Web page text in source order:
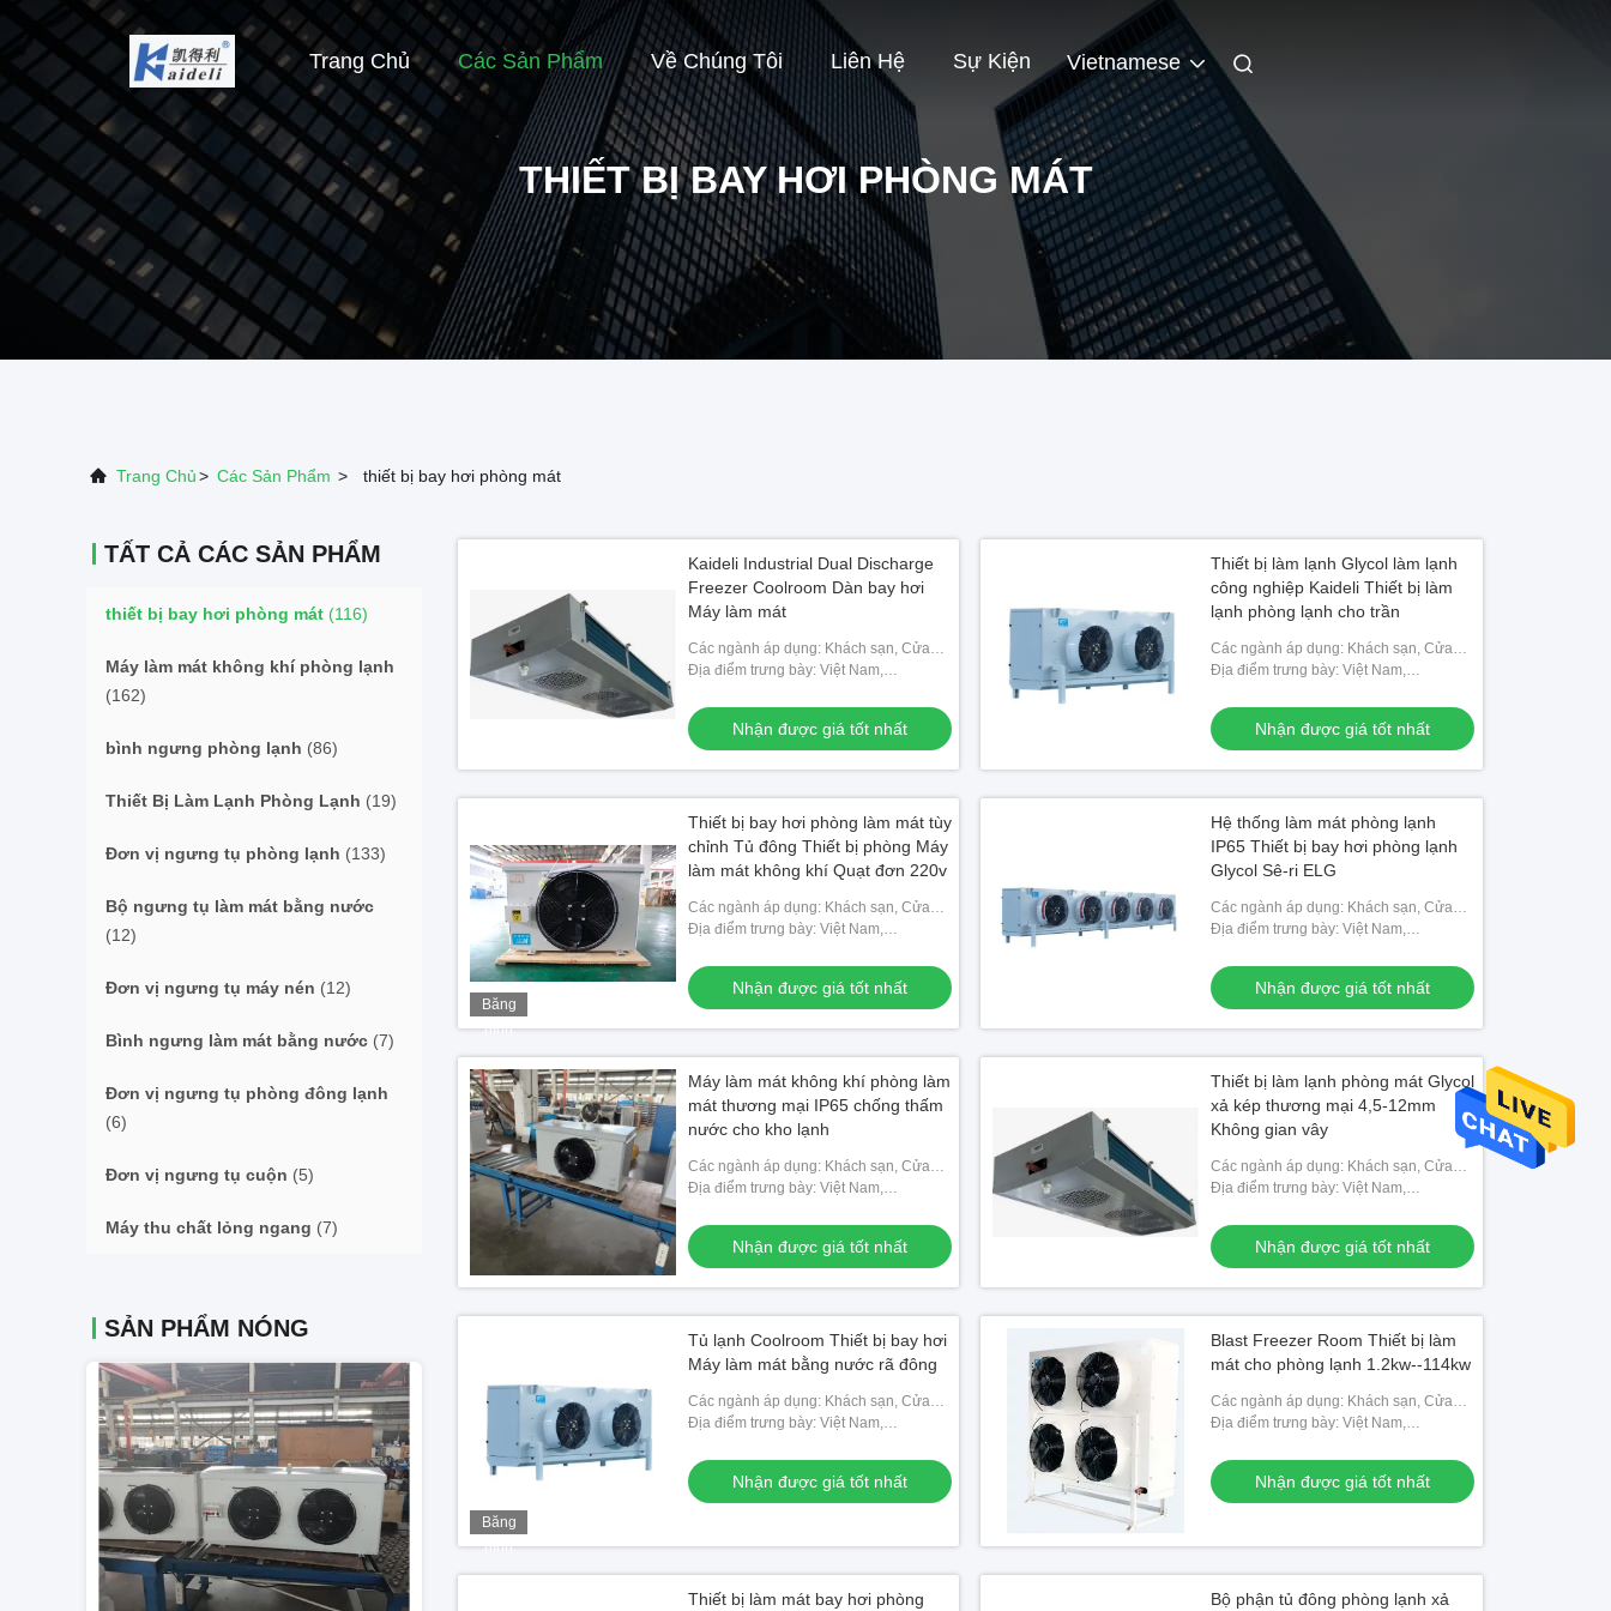
Trang Chủ Các Sản Phẩm Về Chúng Tôi Liên Hệ Sự Kiện Vietnamese
THIẾT BỊ BAY HƠI PHÒNG MÁT
Trang Chủ> Các Sản Phẩm > thiết bị bay hơi phòng mát
TẤT CẢ CÁC SẢN PHẨM
thiết bị bay hơi phòng mát (116)
Máy làm mát không khí phòng lạnh
(162)
bình ngưng phòng lạnh (86)
Thiết Bị Làm Lạnh Phòng Lạnh (19)
Đơn vị ngưng tụ phòng lạnh (133)
Bộ ngưng tụ làm mát bằng nước
(12)
Đơn vị ngưng tụ máy nén (12)
Bình ngưng làm mát bằng nước (7)
Đơn vị ngưng tụ phòng đông lạnh
(6)
Đơn vị ngưng tụ cuộn (5)
Máy thu chất lỏng ngang (7)
SẢN PHẨM NÓNG
Kaideli Industrial Dual Discharge
Freezer Coolroom Dàn bay hơi
Máy làm mát
Các ngành áp dụng: Khách sạn, Cửa
hàng vật liệu xây dựng, Cửa hàng sửa
đồ uống, Trang
Địa điểm trưng bày: Việt Nam,
Kazakhstan, Nigeria, Uzbekistan,
TajikistanNhận được giá tốt nhất
Thiết bị làm lạnh Glycol làm lạnh
công nghiệp Kaideli Thiết bị làm
lạnh phòng lạnh cho trần
Các ngành áp dụng: Khách sạn, Cửa
hàng vật liệu xây dựng, Cửa hàng sửa
đồ uống, Trang
Địa điểm trưng bày: Việt Nam,
Kazakhstan, Nigeria, Uzbekistan,
TajikistanNhận được giá tốt nhất
Băng
hình
Thiết bị bay hơi phòng làm mát tùy
chỉnh Tủ đông Thiết bị phòng Máy
làm mát không khí Quạt đơn 220v
Các ngành áp dụng: Khách sạn, Cửa
hàng vật liệu xây dựng, Cửa hàng sửa
đồ uống, Trang
Địa điểm trưng bày: Việt Nam,
Kazakhstan, Nigeria, Uzbekistan,
TajikistanNhận được giá tốt nhất
Hệ thống làm mát phòng lạnh
IP65 Thiết bị bay hơi phòng lạnh
Glycol Sê-ri ELG
Các ngành áp dụng: Khách sạn, Cửa
hàng vật liệu xây dựng, Cửa hàng sửa
đồ uống, Trang
Địa điểm trưng bày: Việt Nam,
Kazakhstan, Nigeria, Uzbekistan,
TajikistanNhận được giá tốt nhất
Máy làm mát không khí phòng làm
mát thương mại IP65 chống thấm
nước cho kho lạnh
Các ngành áp dụng: Khách sạn, Cửa
hàng vật liệu xây dựng, Cửa hàng sửa
đồ uống, Trang
Địa điểm trưng bày: Việt Nam,
Kazakhstan, Nigeria, Uzbekistan,
TajikistanNhận được giá tốt nhất
Thiết bị làm lạnh phòng mát Glycol
xả kép thương mại 4,5-12mm
Không gian vây
Các ngành áp dụng: Khách sạn, Cửa
hàng vật liệu xây dựng, Cửa hàng sửa
đồ uống, Trang
Địa điểm trưng bày: Việt Nam,
Kazakhstan, Nigeria, Uzbekistan,
TajikistanNhận được giá tốt nhất
Băng
hình
Tủ lạnh Coolroom Thiết bị bay hơi
Máy làm mát bằng nước rã đông
Các ngành áp dụng: Khách sạn, Cửa
hàng vật liệu xây dựng, Cửa hàng sửa
đồ uống, Trang
Địa điểm trưng bày: Việt Nam,
Kazakhstan, Nigeria, Uzbekistan,
TajikistanNhận được giá tốt nhất
Blast Freezer Room Thiết bị làm
mát cho phòng lạnh 1.2kw--114kw
Các ngành áp dụng: Khách sạn, Cửa
hàng vật liệu xây dựng, Cửa hàng sửa
đồ uống, Trang
Địa điểm trưng bày: Việt Nam,
Kazakhstan, Nigeria, Uzbekistan,
TajikistanNhận được giá tốt nhất
Thiết bị làm mát bay hơi phòng
Bộ phận tủ đông phòng lạnh xả